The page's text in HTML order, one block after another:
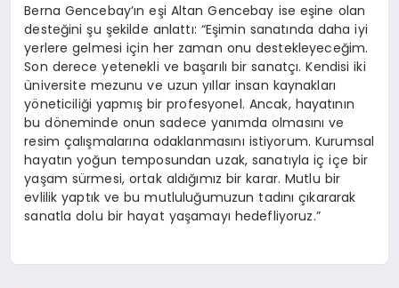
Berna Gencebay’ın eşi Altan Gencebay ise eşine olan
desteğini şu şekilde anlattı: “Eşimin sanatında daha iyi
yerlere gelmesi için her zaman onu destekleyeceğim.
Son derece yetenekli ve başarılı bir sanatçı. Kendisi iki
üniversite mezunu ve uzun yıllar insan kaynakları
yöneticiliği yapmış bir profesyonel. Ancak, hayatının
bu döneminde onun sadece yanımda olmasını ve
resim çalışmalarına odaklanmasını istiyorum. Kurumsal
hayatın yoğun temposundan uzak, sanatıyla iç içe bir
yaşam sürmesi, ortak aldığımız bir karar. Mutlu bir
evlilik yaptık ve bu mutluluğumuzun tadını çıkararak
sanatla dolu bir hayat yaşamayı hedefliyoruz.”